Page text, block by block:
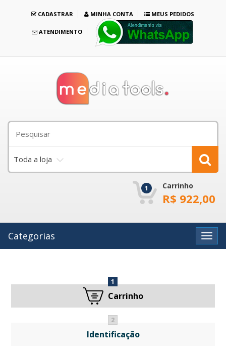
CADASTRAR MINHA CONTA MEUS PEDIDOS
ATENDIMENTO
Toda a loja
1 Carrinho
R$ 922,00
Categorias Ver
1
Carrinho
2
Identificação